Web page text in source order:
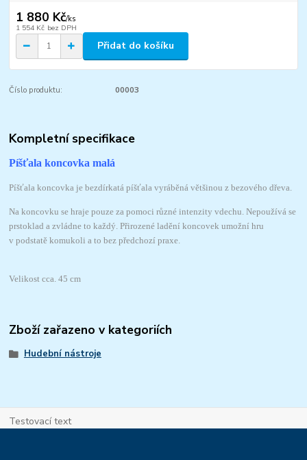
1 880 Kč/ks
1 554 Kč bez DPH
Přidat do košíku
Číslo produktu: 00003
Kompletní specifikace
Píšťala koncovka malá
Píšťala koncovka je bezdírkatá píšťala vyráběná většinou z bezového dřeva.
Na koncovku se hraje pouze za pomoci různé intenzity vdechu. Nepoužívá se
prstoklad a zvládne to každý. Přirozené ladění koncovek umožní hru
v podstatě komukoli a to bez předchozí praxe.
Velikost cca. 45 cm
Zboží zařazeno v kategoriích
Hudební nástroje
Testovací text